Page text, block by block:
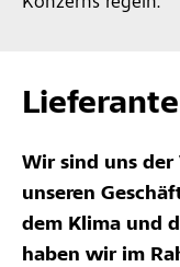
Wir sind uns
unseren
dem Klima und
haben wir im